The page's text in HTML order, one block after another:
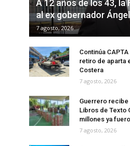
A 12 años de los 43, la
al ex gobernador
7 agosto, 2026
Continúa
retiro de aparta
Costera
7 agosto, 2026
Guerrero recibe
Libros de Texto
millones ya
7 agosto, 2026